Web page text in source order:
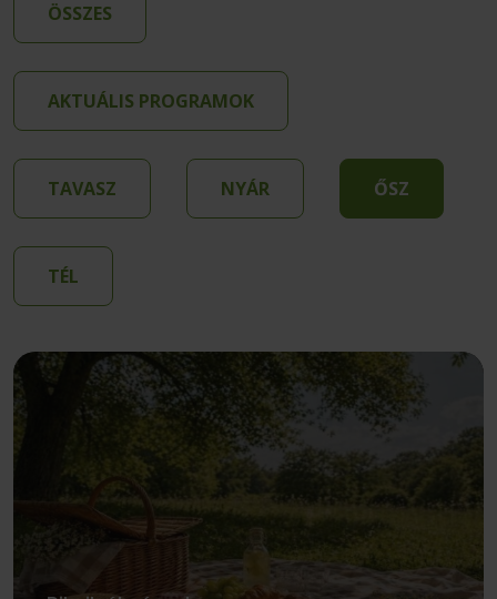
ÖSSZES
AKTUÁLIS PROGRAMOK
TAVASZ NYÁR ŐSZ
TÉL